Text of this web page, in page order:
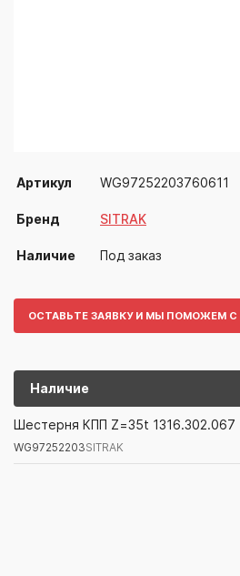
Артикул WG97252203760611
Бренд SITRAK
Наличие Под заказ
ОСТАВЬТЕ ЗАЯВКУ И МЫ ПОМОЖЕМ
Наличие
Артикул/БрендНаименование
WG97252203SITRAK
Шестерня КПП Z=35t 1316.302.067
WG97252203SITRAK